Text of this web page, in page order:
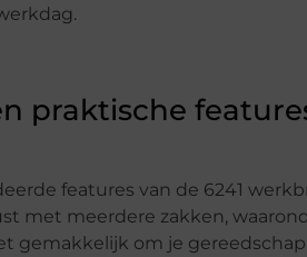
praktische
features van de 6241
met meerdere zakken,
gemakkelijk om je